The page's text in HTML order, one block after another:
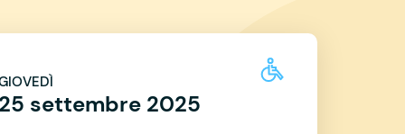
settembre 2025